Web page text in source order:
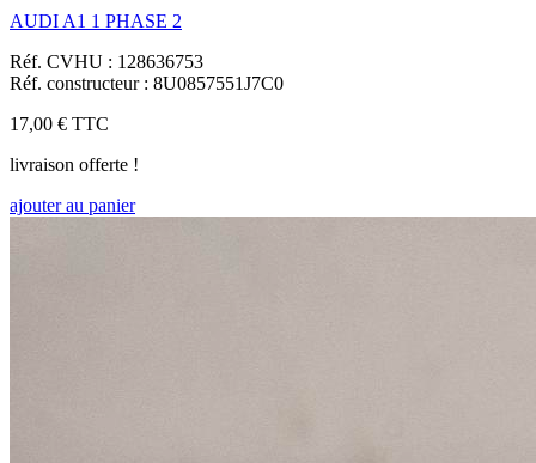
AUDI A1 1 PHASE 2
Réf. CVHU : 128636753
Réf. constructeur : 8U0857551J7C0
17,00 € TTC
livraison offerte !
ajouter au panier